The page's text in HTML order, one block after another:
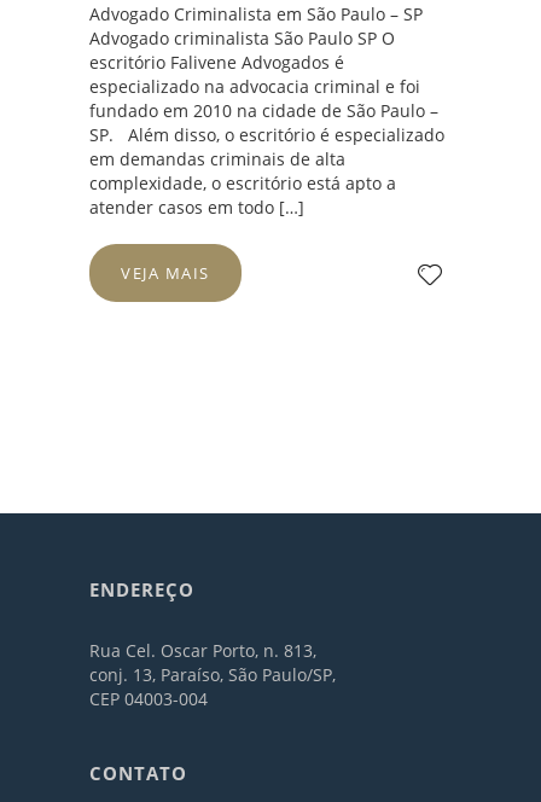
Advogado Criminalista em São Paulo – SP
Advogado criminalista São Paulo SP O
escritório Falivene Advogados é
especializado na advocacia criminal e foi
fundado em 2010 na cidade de São Paulo –
SP. Além disso, o escritório é especializado
em demandas criminais de alta
complexidade, o escritório está apto a
atender casos em todo […]
VEJA MAIS
ENDEREÇO
Rua Cel. Oscar Porto, n. 813,
conj. 13, Paraíso, São Paulo/SP,
CEP 04003-004
CONTATO